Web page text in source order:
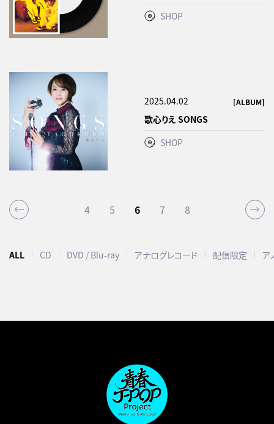
SHOP
2025.04.02 [ALBUM]
歌心りえ SONGS
SHOP
4 5 6 7 8
ALL CD DVD / Blu-ray アナログレコード 配信限定 ア